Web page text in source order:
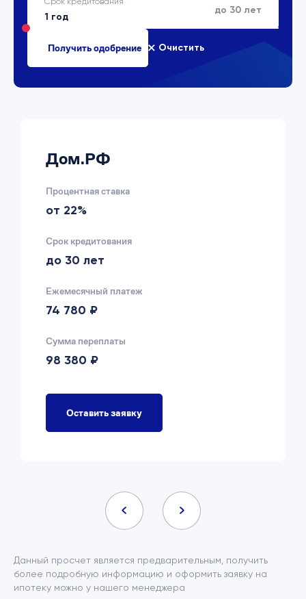
до 30 лет
Очистить
Дом.РФ
Процентная ставка
от 22%
Срок кредитования
до 30 лет
Ежемесячный платеж
74 780 ₽
Сумма переплаты
98 380 ₽
Оставить заявку
Данный просчет является предварительным, получить
более подробную информацию и оформить заявку на
ипотеку можно у нашего менеджера